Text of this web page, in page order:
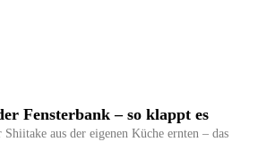
Fensterbank – so klappt es
aus der eigenen Küche ernten – das